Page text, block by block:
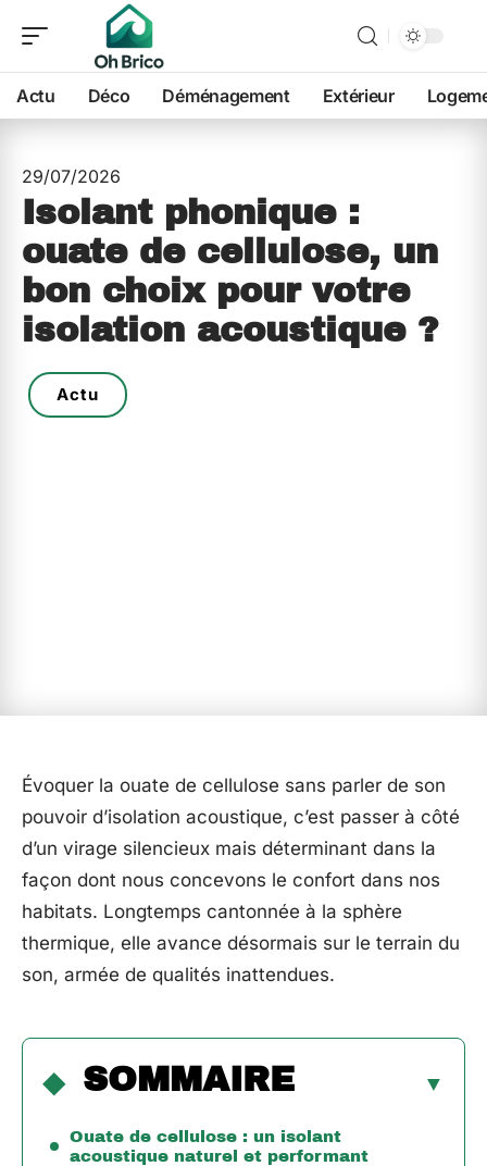
Actu Déco Déménagement Extérieur
29/07/2026
Isolant phonique :
ouate de cellulose, un
bon choix pour votre
isolation acoustique ?
Actu
Évoquer la ouate de cellulose sans parler de son
pouvoir d’isolation acoustique, c’est passer à côté
d’un virage silencieux mais déterminant dans la
façon dont nous concevons le confort dans nos
habitats. Longtemps cantonnée à la sphère
thermique, elle avance désormais sur le terrain du
son, armée de qualités inattendues.
SOMMAIRE
Ouate de cellulose : un isolant
acoustique naturel et performant